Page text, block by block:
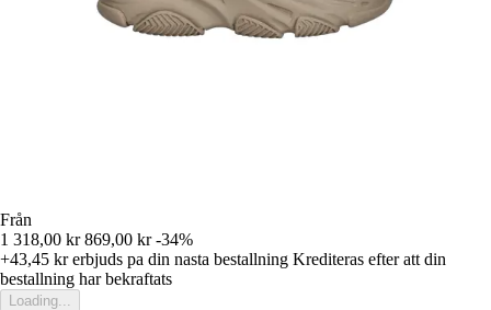
Från
1 318,00 kr 869,00 kr -34%
+43,45 krerbjuds pa din nasta bestallning Krediteras efter att din
bestallning har bekraftats
Loading...